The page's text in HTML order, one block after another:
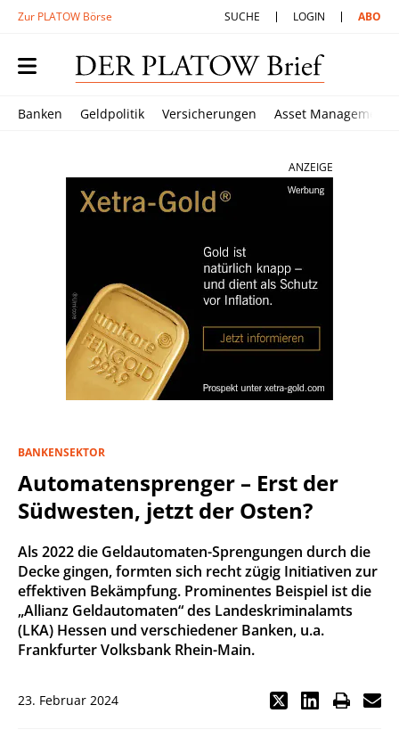
Zur PLATOW Börse SUCHE LOGIN ABO
Banken Geldpolitik Versicherungen Asset Management
ANZEIGE
BANKENSEKTOR
Automatensprenger – Erst der
Südwesten, jetzt der Osten?
Als 2022 die Geldautomaten-Sprengungen durch die
Decke gingen, formten sich recht zügig Initiativen zur
effektiven Bekämpfung. Prominentes Beispiel ist die
„Allianz Geldautomaten“ des Landeskriminalamts
(LKA) Hessen und verschiedener Banken, u.a.
Frankfurter Volksbank Rhein-Main.
23. Februar 2024